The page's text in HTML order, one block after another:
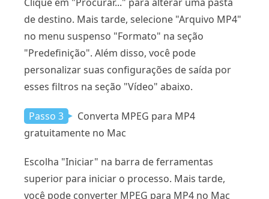
de destino. Mais tarde, selecione "Arquivo MP4"
no menu suspenso "Formato" na seção
"Predefinição". Além disso, você pode
personalizar suas configurações de saída por
esses filtros na seção "Vídeo" abaixo.
Passo 3
Converta MPEG para MP4
gratuitamente no Mac
Escolha "Iniciar" na barra de ferramentas
superior para iniciar o processo. Mais tarde,
você pode converter MPEG para MP4 no Mac